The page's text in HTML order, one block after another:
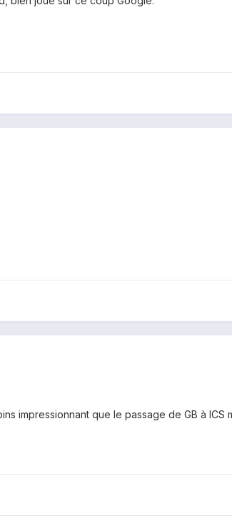
impressionnant que le passage de GB à ICS